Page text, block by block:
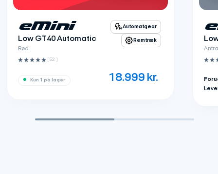
eMini
Low GT40 Automatic
Rød
Automatgear
Remtræk
18.999 kr.
(52 ‌)
Kun 1 på lager